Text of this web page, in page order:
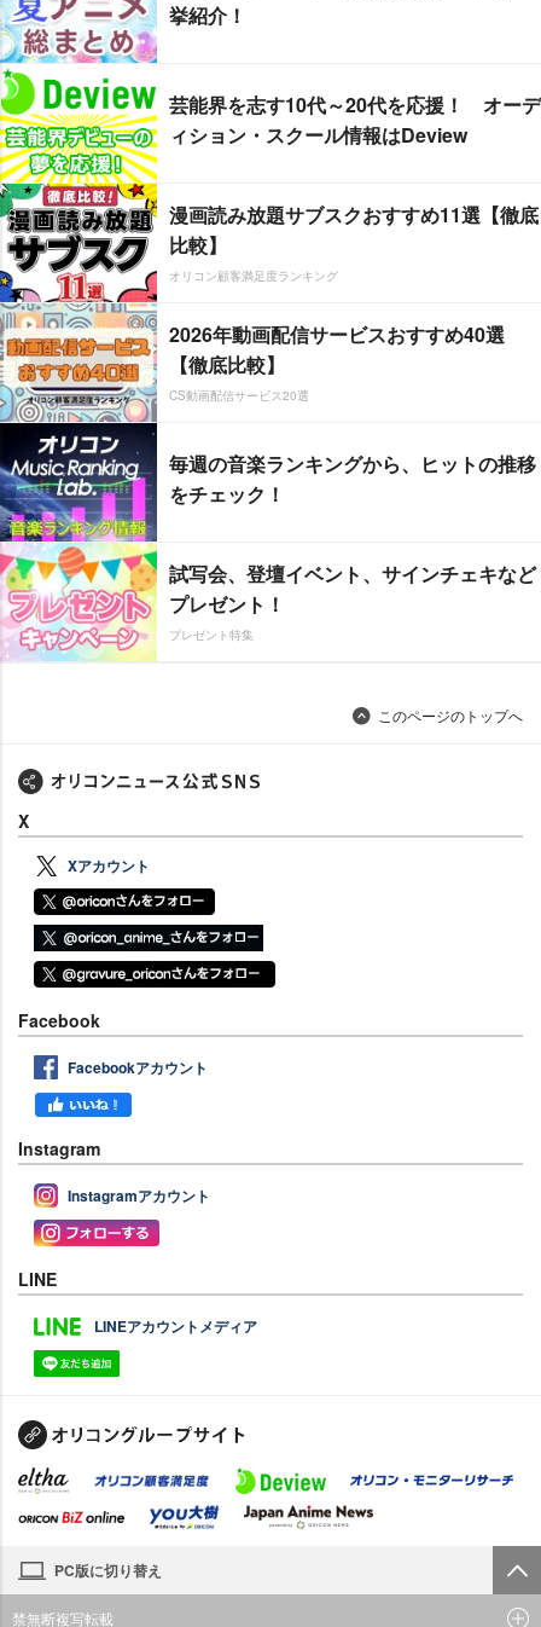
挙紹介！
芸能界を志す10代～20代を応援！ オーデ
ィション・スクール情報はDeview
漫画読み放題サブスクおすすめ11選【徹底
比較】
オリコン顧客満足度ランキング
2026年動画配信サービスおすすめ40選
【徹底比較】
CS動画配信サービス20選
毎週の音楽ランキングから、ヒットの推移
をチェック！
試写会、登壇イベント、サインチェキなど
プレゼント！
プレゼント特集
このページのトップへ
X
Xアカウント
Facebook
Facebookアカウント
Instagram
Instagramアカウント
LINE
LINEアカウントメディア
PC版に切り替え
禁無断複写転載